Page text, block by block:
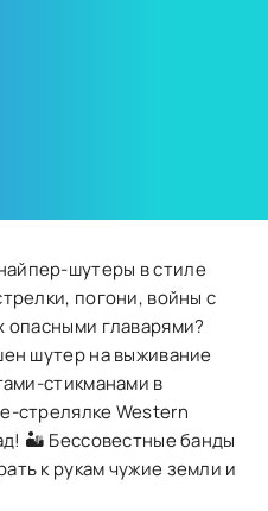
шутеры в стиле
погони, войны с
опасными главарями?
шутер на выживание
стикманами в
стрелялке Western
🏜 Бессовестные банды
к рукам чужие земли и